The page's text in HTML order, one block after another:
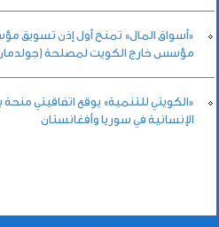
«أسواق المال» تمنح أول إذن تسويق
مؤسس خارج الكويت لمصلحة
الإنسانية في سوريا وأفغانستان